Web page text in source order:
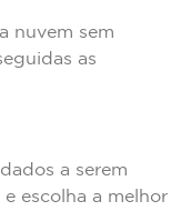
nuvem sem
as
a serem
escolha a melhor